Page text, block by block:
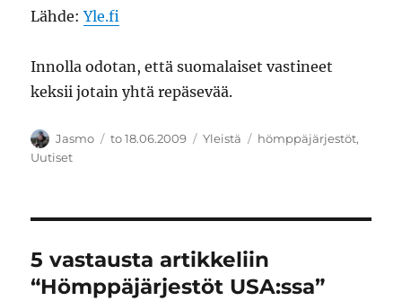
Lähde:Yle.fi
Innolla odotan, että suomalaiset vastineet
keksii jotain yhtä repäsevää.
Kirjoittaja
Jasmo Julkaistu
to 18.06.2009 Kategoriat
Yleistä Avainsanat
hömppäjärjestöt,
Uutiset
5 vastausta artikkeliin
“Hömppäjärjestöt USA:ssa”